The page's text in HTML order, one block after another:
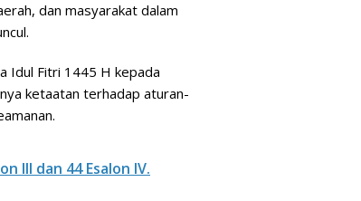
dan masyarakat dalam
Idul Fitri 1445 H kepada
ketaatan terhadap aturan-
III dan 44 Esalon IV.